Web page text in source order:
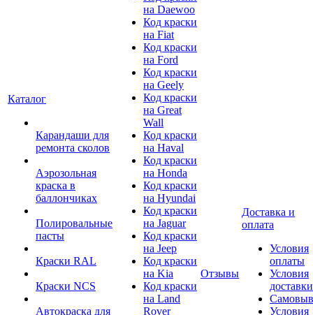
Каталог
Карандаши для
ремонта сколов
Аэрозольная
краска в
баллончиках
Полировальные
пасты
Краски RAL
Краски NCS
Автокраска для
на Daewoo
Код краски
на Fiat
Код краски
на Ford
Код краски
на Geely
Код краски
на Great
Wall
Код краски
на Haval
Код краски
на Honda
Код краски
на Hyundai
Код краски
на Jaguar
Код краски
на Jeep
Код краски
на Kia
Код краски
на Land
Rover
Отзывы
Доставка и
оплата
Условия
оплаты
Условия
доставки
Условия